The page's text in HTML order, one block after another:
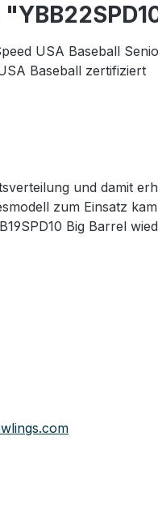
USA Baseball
Baseball zertifiziert
und damit
zum Einsatz
Big Barrel